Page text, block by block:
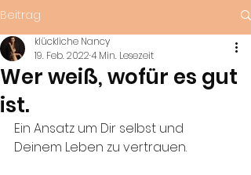
Beitrag
Wer weiß, wofür es gut
ist.
klückliche Nancy
19. Feb. 20224 Min. Lesezeit
Ein Ansatz um Dir selbst und
Deinem Leben zu vertrauen.